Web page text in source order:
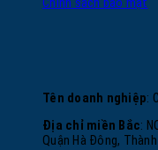
Chính sách bảo mật
Tên doanh nghiệp:
Địa chỉ miền Bắc:
Quận Hà Đông,